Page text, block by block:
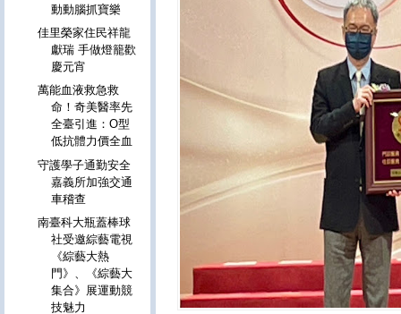
動動腦抓寶樂
佳里榮家住民祥龍
獻瑞 手做燈籠歡
慶元宵
萬能血液救急救
命！奇美醫率先
全臺引進：O型
低抗體力價全血
守護學子通勤安全
嘉義所加強交通
車稽查
南臺科大瓶蓋棒球
社受邀綜藝電視
《綜藝大熱
門》、《綜藝大
集合》展運動競
技魅力